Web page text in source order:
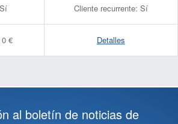
Sí Cliente recurrente: Sí
0 € Detalles
al boletín de noticias de